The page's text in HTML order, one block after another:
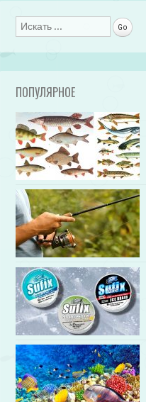
Поиск
ПОПУЛЯРНОЕ